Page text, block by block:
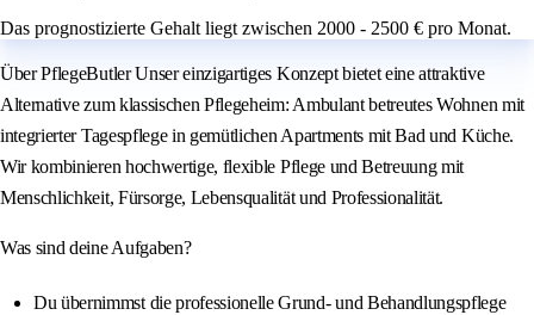
Das prognostizierte Gehalt liegt zwischen 2000 - 2500 € pro Monat.
Über PflegeButler Unser einzigartiges Konzept bietet eine attraktive
Alternative zum klassischen Pflegeheim: Ambulant betreutes Wohnen mit
integrierter Tagespflege in gemütlichen Apartments mit Bad und Küche.
Wir kombinieren hochwertige, flexible Pflege und Betreuung mit
Menschlichkeit, Fürsorge, Lebensqualität und Professionalität.
Was sind deine Aufgaben?
Du übernimmst die professionelle Grund- und Behandlungspflege